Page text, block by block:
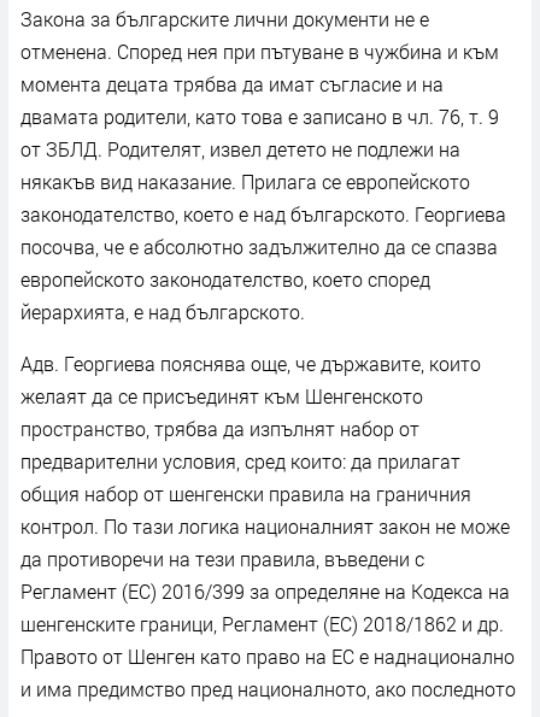
Закона за българските лични документи не е
отменена. Според нея при пътуване в чужбина и към
момента децата трябва да имат съгласие и на
двамата родители, като това е записано в чл. 76, т. 9
от ЗБЛД. Родителят, извел детето не подлежи на
някакъв вид наказание. Прилага се европейското
законодателство, което е над българското. Георгиева
посочва, че е абсолютно задължително да се спазва
европейското законодателство, което според
йерархията, е над българското.
Адв. Георгиева пояснява още, че държавите, които
желаят да се присъединят към Шенгенското
пространство, трябва да изпълнят набор от
предварителни условия, сред които: да прилагат
общия набор от шенгенски правила на граничния
контрол. По тази логика националният закон не може
да противоречи на тези правила, въведени с
Регламент (EС) 2016/399 за определяне на Кодекса на
шенгенските граници, Регламент (ЕС) 2018/1862 и др.
Правото от Шенген като право на ЕС е наднационално
и има предимство пред националното, ако последното